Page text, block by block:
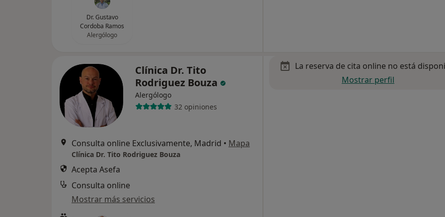
Dr. Gustavo
Cordoba Ramos
Alergólogo
Clínica Dr. Tito
Rodriguez Bouza
Alergólogo
32 opiniones
Consulta online Exclusivamente, Madrid • Mapa
Clínica Dr. Tito Rodriguez Bouza
Acepta Asefa
Consulta online
Mostrar más servicios
La reserva de cita online no está
Mostrar perfil